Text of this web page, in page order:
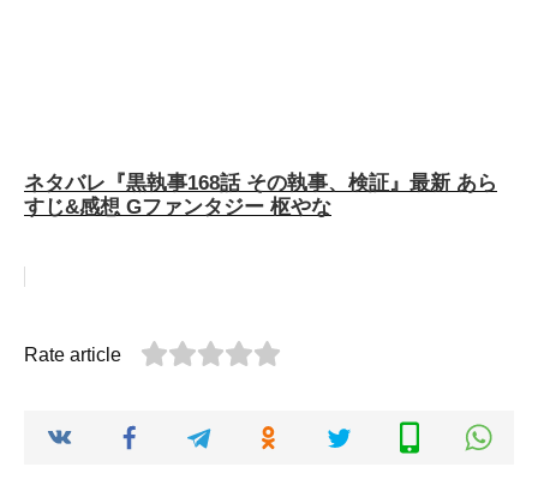
ネタバレ『黒執事168話 その執事、検証』最新 あら
すじ&感想 Gファンタジー 枢やな
Rate article